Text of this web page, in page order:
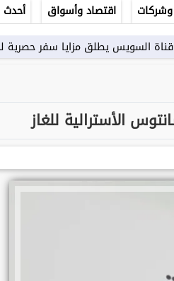
اقتصاد وأسواق
أحدث
مزايا سفر حصرية لحاملي بطاقات
الأسترالية للغاز